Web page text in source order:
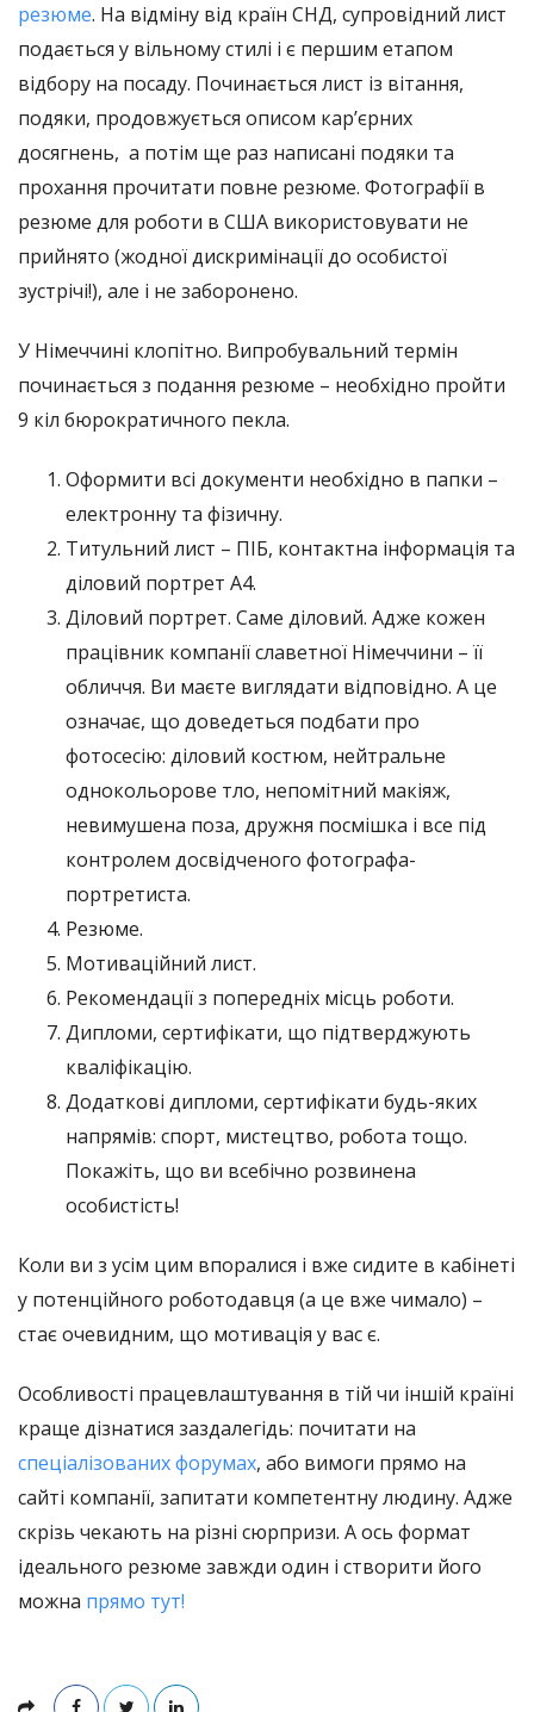
резюме. На відміну від країн СНД, супровідний лист
подається у вільному стилі і є першим етапом
відбору на посаду. Починається лист із вітання,
подяки, продовжується описом кар’єрних
досягнень, а потім ще раз написані подяки та
прохання прочитати повне резюме. Фотографії в
резюме для роботи в США використовувати не
прийнято (жодної дискримінації до особистої
зустрічі!), але і не заборонено.
У Німеччині клопітно. Випробувальний термін
починається з подання резюме – необхідно пройти
9 кіл бюрократичного пекла.
Оформити всі документи необхідно в папки –
електронну та фізичну.
Титульний лист – ПІБ, контактна інформація та
діловий портрет А4.
Діловий портрет. Саме діловий. Адже кожен
працівник компанії славетної Німеччини – її
обличчя. Ви маєте виглядати відповідно. А це
означає, що доведеться подбати про
фотосесію: діловий костюм, нейтральне
однокольорове тло, непомітний макіяж,
невимушена поза, дружня посмішка і все під
контролем досвідченого фотографа-
портретиста.
Резюме.
Мотиваційний лист.
Рекомендації з попередніх місць роботи.
Дипломи, сертифікати, що підтверджують
кваліфікацію.
Додаткові дипломи, сертифікати будь-яких
напрямів: спорт, мистецтво, робота тощо.
Покажіть, що ви всебічно розвинена
особистість!
Коли ви з усім цим впоралися і вже сидите в кабінеті
у потенційного роботодавця (а це вже чимало) –
стає очевидним, що мотивація у вас є.
Особливості працевлаштування в тій чи іншій країні
краще дізнатися заздалегідь: почитати на
спеціалізованих форумах, або вимоги прямо на
сайті компанії, запитати компетентну людину. Адже
скрізь чекають на різні сюрпризи. А ось формат
ідеального резюме завжди один і створити його
можна прямо тут!